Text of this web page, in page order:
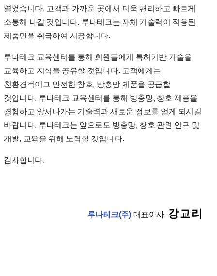
열었습니다. 고객과 가까운 곳에서 더욱 편리하고 빠르게
소통해 나갈 것입니다. 루나테크는 자체 기술력이 적용된
제품만을 취급하여 시공합니다.
루나테크 교육센터를 통해 회원들에게 특허기반 기술을
교육하고 지식을 공유할 것입니다. 고객에게는
친환경적이고 안전한 창호, 방충망 제품을 공급할
것입니다. 루나테크 교육센터를 통해 방충망, 창호 제품을
경험하고 앞서나가는 기술력과 새로운 정보를 얻게 되시길
바랍니다. 루나테크는 앞으로도 방충망, 창호 관련 연구 및
개발, 교육을 위해 노력할 것입니다.
감사합니다.
루나테크(주)대표이사 강교리